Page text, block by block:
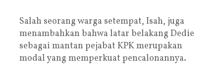
Salah seorang warga setempat, Isah, juga
menambahkan bahwa latar belakang Dedie
sebagai mantan pejabat KPK merupakan
modal yang memperkuat pencalonannya.